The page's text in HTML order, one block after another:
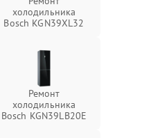
холодильника
Bosch KGN39XL32
Ремонт
холодильника
Bosch KGN39LB20E